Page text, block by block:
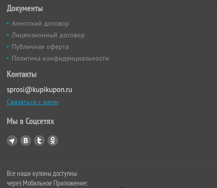
Документы
Агентский договор
Лицензионный договор
Публичная оферта
Политика конфиденциальности
Контакты
sprosi@kupikupon.ru
Связаться с нами
Мы в Соцсетях
Все наши купоны доступны
через Мобильное Приложение: